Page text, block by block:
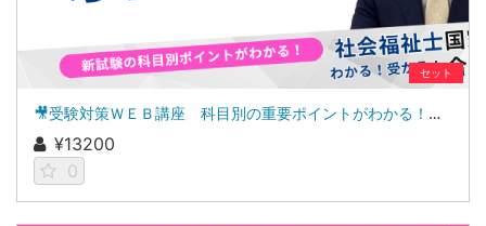
セット
🎥受験対策ＷＥＢ講座 科目別の重要ポイントがわかる！社会福祉士合格講座２０２７（専門科目セット）
¥13200
0